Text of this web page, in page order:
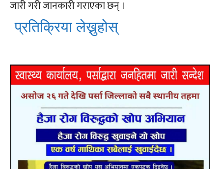
जारी गरी जानकारी गराएका छन् ।
प्रतिक्रिया लेख्नुहोस्